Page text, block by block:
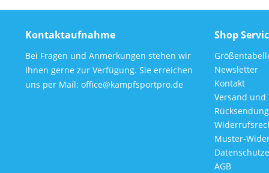
Kontaktaufnahme
Bei Fragen und Anmerkungen stehen wir
Ihnen gerne zur Verfügung. Sie erreichen
uns per Mail: office@kampfsportpro.de
Shop
Newsletter
Kontakt
Versand
Rücksendung
Muster-
AGB